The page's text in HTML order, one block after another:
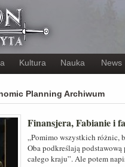
Kultura Nauka News
Planning Archiwum
Finansjera, Fabianie i
„Pomimo wszystkich różnic,
Oba podkreślają
całego kraju”. Ale potem